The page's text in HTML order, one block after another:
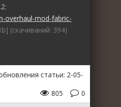
overhaul-mod-fabric-
(cкачиваний: 394)
статьи: 2-05-
0
805